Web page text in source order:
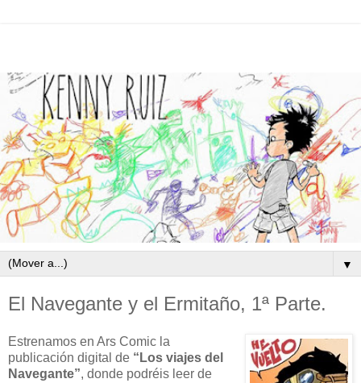
▼
El Navegante y el Ermitaño, 1ª Parte.
Estrenamos en Ars Comic la
publicación digital de “Los viajes del
Navegante”, donde podréis leer de